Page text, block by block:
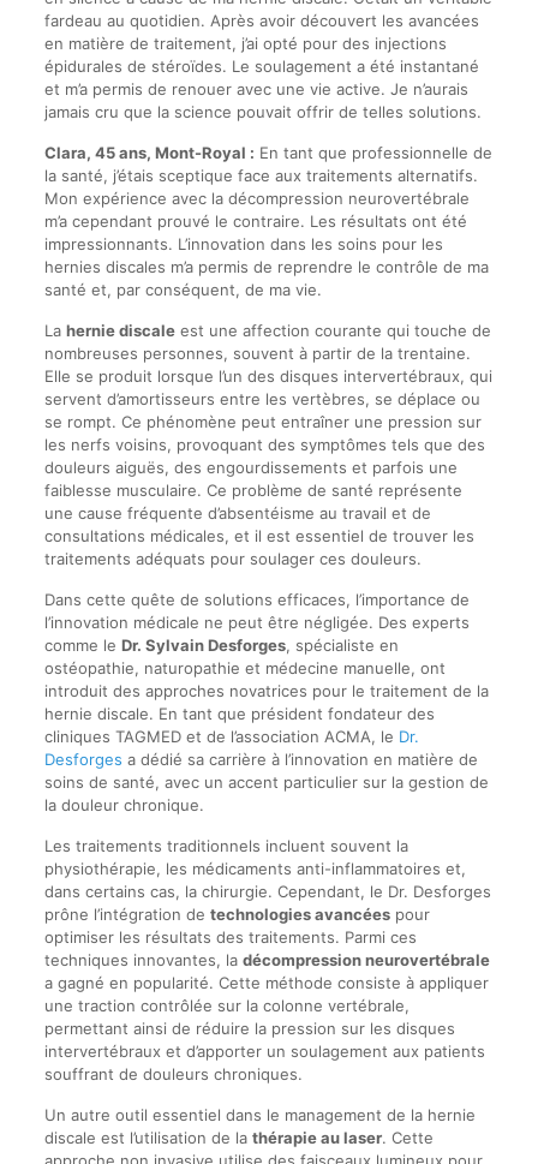
fardeau au quotidien. Après avoir découvert les avancées
en matière de traitement, j’ai opté pour des injections
épidurales de stéroïdes. Le soulagement a été instantané
et m’a permis de renouer avec une vie active. Je n’aurais
jamais cru que la science pouvait offrir de telles solutions.
Clara, 45 ans, Mont-Royal : En tant que professionnelle de
la santé, j’étais sceptique face aux traitements alternatifs.
Mon expérience avec la décompression neurovertébrale
m’a cependant prouvé le contraire. Les résultats ont été
impressionnants. L’innovation dans les soins pour les
hernies discales m’a permis de reprendre le contrôle de ma
santé et, par conséquent, de ma vie.
La hernie discaleest une affection courante qui touche de
nombreuses personnes, souvent à partir de la trentaine.
Elle se produit lorsque l’un des disques intervertébraux, qui
servent d’amortisseurs entre les vertèbres, se déplace ou
se rompt. Ce phénomène peut entraîner une pression sur
les nerfs voisins, provoquant des symptômes tels que des
douleurs aiguës, des engourdissements et parfois une
faiblesse musculaire. Ce problème de santé représente
une cause fréquente d’absentéisme au travail et de
consultations médicales, et il est essentiel de trouver les
traitements adéquats pour soulager ces douleurs.
Dans cette quête de solutions efficaces, l’importance de
l’innovation médicale ne peut être négligée. Des experts
comme le Dr. Sylvain Desforges, spécialiste en
ostéopathie, naturopathie et médecine manuelle, ont
introduit des approches novatrices pour le traitement de la
hernie discale. En tant que président fondateur des
cliniques TAGMED et de l’association ACMA, le Dr.
Desforges a dédié sa carrière à l’innovation en matière de
soins de santé, avec un accent particulier sur la gestion de
la douleur chronique.
Les traitements traditionnels incluent souvent la
physiothérapie, les médicaments anti-inflammatoires et,
dans certains cas, la chirurgie. Cependant, le Dr. Desforges
prône l’intégration de technologies avancéespour
optimiser les résultats des traitements. Parmi ces
techniques innovantes, la décompression neurovertébrale
a gagné en popularité. Cette méthode consiste à appliquer
une traction contrôlée sur la colonne vertébrale,
permettant ainsi de réduire la pression sur les disques
intervertébraux et d’apporter un soulagement aux patients
souffrant de douleurs chroniques.
Un autre outil essentiel dans le management de la hernie
discale est l’utilisation de la thérapie au laser. Cette